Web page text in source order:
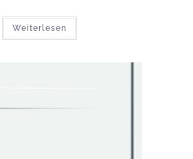
Weiterlesen